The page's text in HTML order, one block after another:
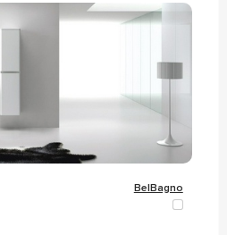
BelBagno